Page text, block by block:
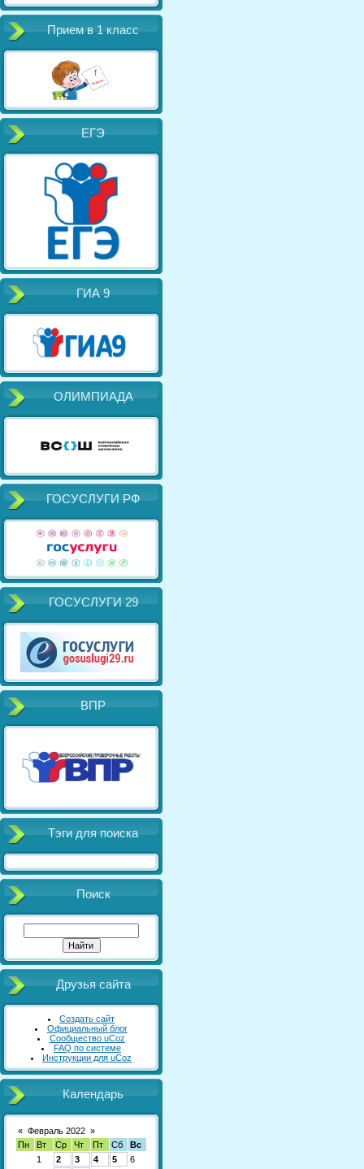
Прием в 1 класс
ЕГЭ
ГИА 9
ОЛИМПИАДА
ГОСУСЛУГИ РФ
ГОСУСЛУГИ 29
ВПР
Тэги для поиска
Поиск
Друзья сайта
Создать сайт
Официальный блог
Сообщество uCoz
FAQ по системе
Инструкции для uCoz
Календарь
« Февраль 2022 »
Пн
Вт Ср Чт Пт Сб
Вс
1
2 3 4 5
6